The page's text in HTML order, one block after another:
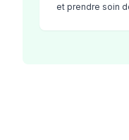
et prendre soin